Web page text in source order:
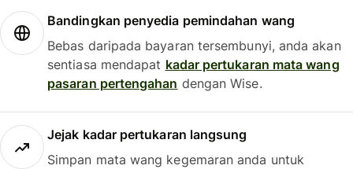
Bandingkan penyedia pemindahan wang
Bebas daripada bayaran tersembunyi, anda akan
sentiasa mendapat kadar pertukaran mata wang
pasaran pertengahan dengan Wise.
Jejak kadar pertukaran langsung
Simpan mata wang kegemaran anda untuk